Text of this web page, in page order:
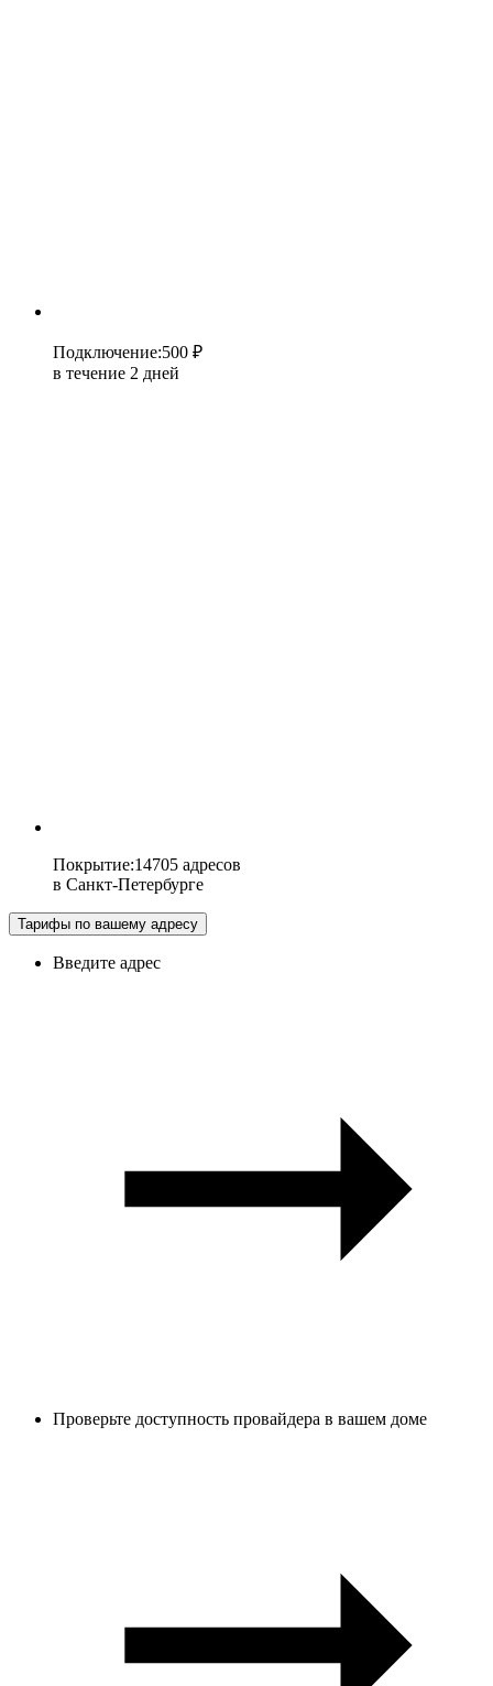
Подключение:500 ₽
в течение 2 дней
Покрытие:14705 адресов
в Санкт-Петербурге
Тарифы по вашему адресу
Введите адрес
Проверьте доступность провайдера в вашем доме